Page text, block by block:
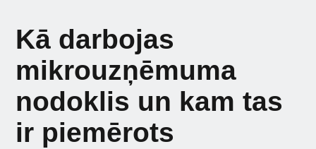
Kā darbojas
mikrouzņēmuma
nodoklis un kam tas
ir piemērots